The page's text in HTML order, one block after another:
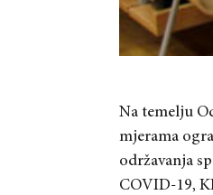
Na temelju
mjerama
održavanja
COVID-19,